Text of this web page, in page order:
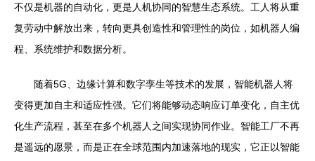
不仅是机器的自动化，更是人机协同的智慧生态系统。工人将从重
复劳动中解放出来，转向更具创造性和管理性的岗位，如机器人编
程、系统维护和数据分析。
随着5G、边缘计算和数字孪生等技术的发展，智能机器人将
变得更加自主和适应性强。它们将能够动态响应订单变化，自主优
化生产流程，甚至在多个机器人之间实现协同作业。智能工厂不再
是遥远的愿景，而是正在全球范围内加速落地的现实，它正以智能